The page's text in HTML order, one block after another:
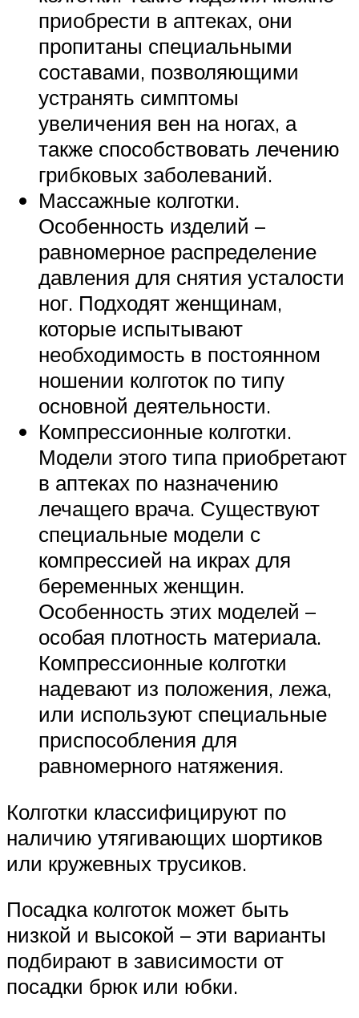
приобрести в аптеках, они
пропитаны специальными
составами, позволяющими
устранять симптомы
увеличения вен на ногах, а
также способствовать лечению
грибковых заболеваний.
Массажные колготки.
Особенность изделий –
равномерное распределение
давления для снятия усталости
ног. Подходят женщинам,
которые испытывают
необходимость в постоянном
ношении колготок по типу
основной деятельности.
Компрессионные колготки.
Модели этого типа приобретают
в аптеках по назначению
лечащего врача. Существуют
специальные модели с
компрессией на икрах для
беременных женщин.
Особенность этих моделей –
особая плотность материала.
Компрессионные колготки
надевают из положения, лежа,
или используют специальные
приспособления для
равномерного натяжения.
Колготки классифицируют по
наличию утягивающих шортиков
или кружевных трусиков.
Посадка колготок может быть
низкой и высокой – эти варианты
подбирают в зависимости от
посадки брюк или юбки.